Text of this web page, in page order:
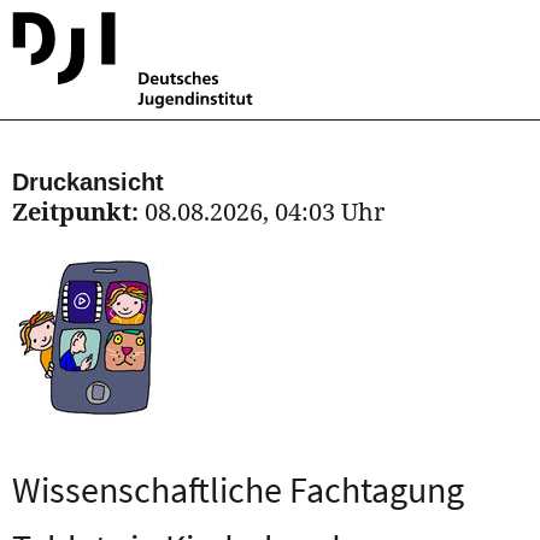
Druckansicht
Zeitpunkt: 08.08.2026, 04:03 Uhr
Wissenschaftliche Fachtagung